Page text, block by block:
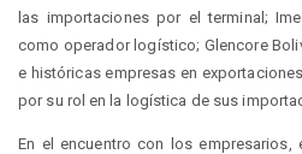
las importaciones por el terminal;
como operador logístico; Glencore
e históricas empresas en
por su rol en la logística de sus
En el encuentro con los empresarios,